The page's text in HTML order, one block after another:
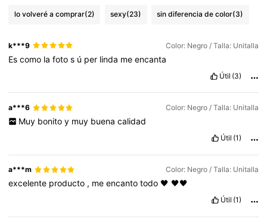
lo volveré a comprar(2) sexy(23) sin diferencia de color(3)
k***9 Color: Negro / Talla: Unitalla
Escomo lafotos ú per linda meencanta
Útil (3)
a***6 Color: Negro / Talla: Unitalla
Muy bonito y muy buena calidad
Útil (1)
a***m Color: Negro / Talla: Unitalla
excelente producto , meencantotodo🖤🖤🖤
Útil (1)